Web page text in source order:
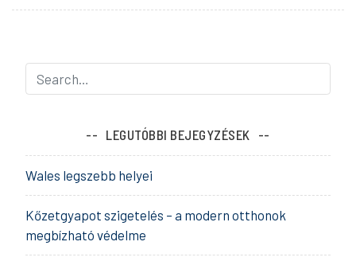
LEGUTÓBBI BEJEGYZÉSEK
Wales legszebb helyei
Kőzetgyapot szigetelés – a modern otthonok
megbízható védelme